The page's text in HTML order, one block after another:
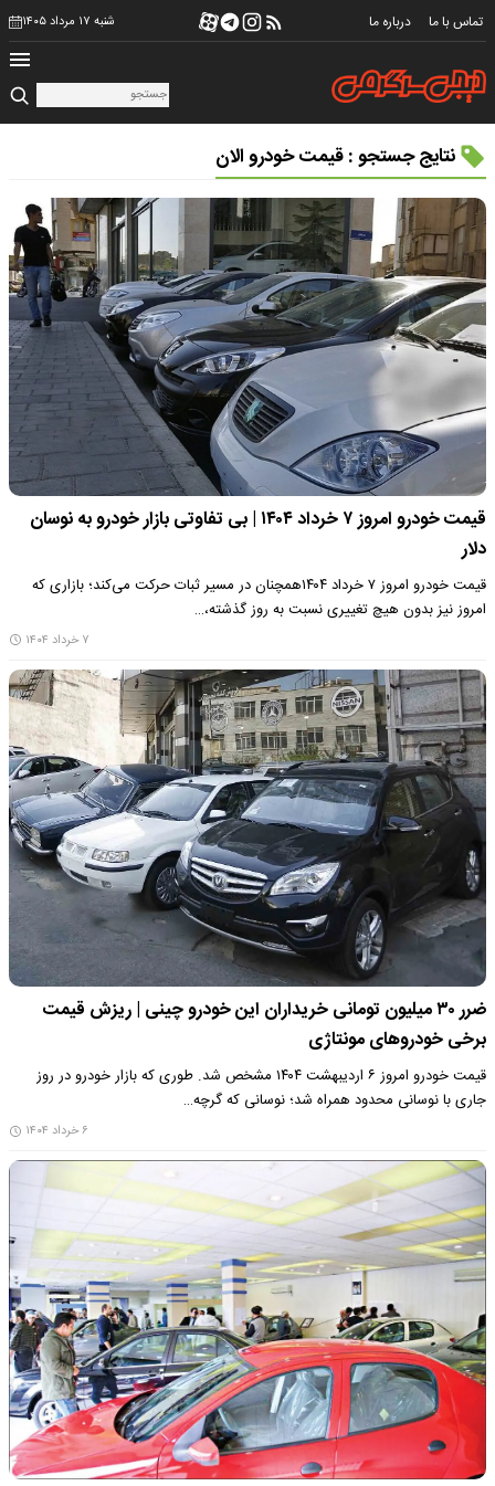
تماس با ما درباره ما شنبه ۱۷ مرداد ۱۴۰۵
نتایج جستجو : قیمت خودرو الان
قیمت خودرو امروز ۷ خرداد ۱۴۰۴ | بی‌ تفاوتی بازار خودرو به نوسان
دلار
قیمت خودرو امروز ۷ خرداد ۱۴۰۴همچنان در مسیر ثبات حرکت می‌کند؛ بازاری که
امروز نیز بدون هیچ تغییری نسبت به روز گذشته،…
۷ خرداد ۱۴۰۴
ضرر ۳۰ میلیون تومانی خریداران این خودرو چینی | ریزش قیمت
برخی خودروهای مونتاژی
قیمت خودرو امروز ۶ اردیبهشت ۱۴۰۴ مشخص شد. طوری که بازار خودرو در روز
جاری با نوسانی محدود همراه شد؛ نوسانی که گرچه…
۶ خرداد ۱۴۰۴